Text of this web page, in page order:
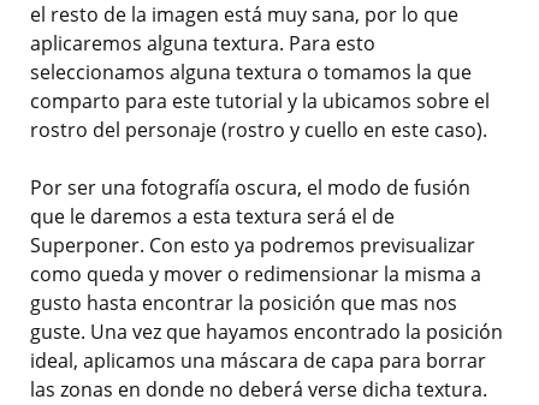
el resto de la imagen está muy sana, por lo que
aplicaremos alguna textura. Para esto
seleccionamos alguna textura o tomamos la que
comparto para este tutorial y la ubicamos sobre el
rostro del personaje (rostro y cuello en este caso).
Por ser una fotografía oscura, el modo de fusión
que le daremos a esta textura será el de
Superponer. Con esto ya podremos previsualizar
como queda y mover o redimensionar la misma a
gusto hasta encontrar la posición que mas nos
guste. Una vez que hayamos encontrado la posición
ideal, aplicamos una máscara de capa para borrar
las zonas en donde no deberá verse dicha textura.